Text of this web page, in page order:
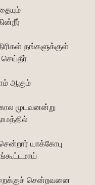
தங்களுக்குள்
செய்தீர்
ஆகும்
முடவனன்று
யாக்கோபு
சென்றவனை